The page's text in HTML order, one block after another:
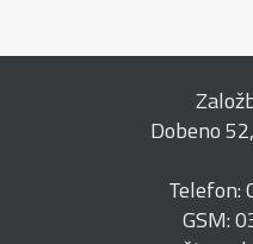
Dobeno
Telefon:
GSM: